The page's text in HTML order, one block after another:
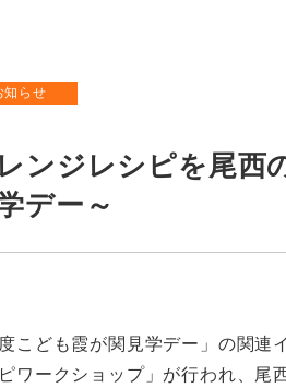
知らせ
ンジレシピを尾西
デー～
こども霞が関見学デー」の関連
ワークショップ」が行われ、尾